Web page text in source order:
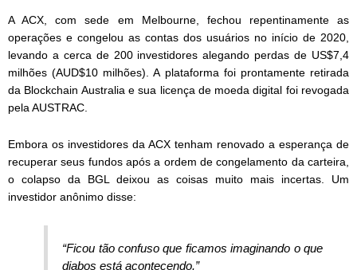
A ACX, com sede em Melbourne, fechou repentinamente as
operações e congelou as contas dos usuários no início de 2020,
levando a cerca de 200 investidores alegando perdas de US$7,4
milhões (AUD$10 milhões). A plataforma foi prontamente retirada
da Blockchain Australia e sua licença de moeda digital foi revogada
pela AUSTRAC.
Embora os investidores da ACX tenham renovado a esperança de
recuperar seus fundos após a ordem de congelamento da carteira,
o colapso da BGL deixou as coisas muito mais incertas. Um
investidor anônimo disse:
“Ficou tão confuso que ficamos imaginando o que
diabos está acontecendo.”